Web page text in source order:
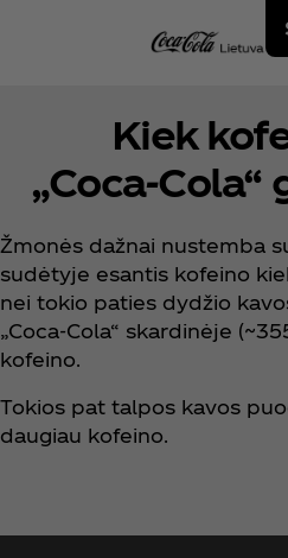
Kiek
Žmonės dažnai nustemba
sudėtyje esantis kofeino
nei tokio paties dydžio
„Coca‑Cola“ skardinėje
kofeino.
Tokios pat talpos kavos
daugiau kofeino.